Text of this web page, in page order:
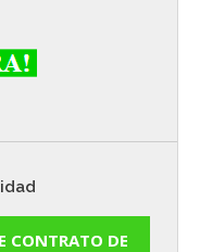
CONTRATO DE